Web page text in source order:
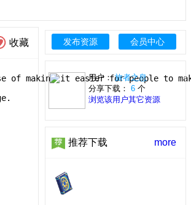
发布资源 会员中心
用户：旅者之息
分享下载： 6 个
浏览该用户其它资源
推荐下载 more
收藏
of making it easier for people